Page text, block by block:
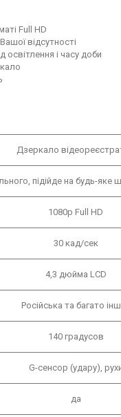
Full HD
відсутності
і часу доби
Дзеркало
підійде на будь-яке
1080р Full HD
30 кад/сек
4,3 дюйма LCD
Російська та багато
140 градусов
G-сенсор (удару),
да